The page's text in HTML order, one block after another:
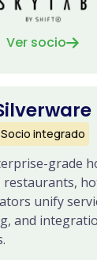
Ver socio
Socio integrado
grade
unify
and